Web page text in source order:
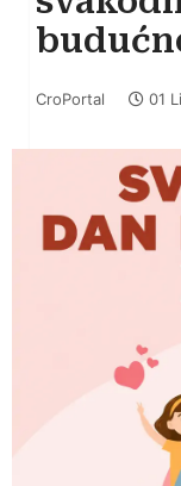
CroPortal 01